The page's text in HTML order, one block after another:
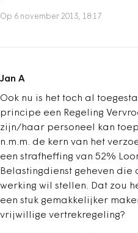
Op 6 november 2013, 18:17
Jan A
Ook nu is het toch al
principe een Regeling
zijn/haar personeel kan
n.m.m. de kern van het
een strafheffing van 52%
Belastingdienst geheven
werking wil stellen. Dat zou
een stuk gemakkelijker
vrijwillige vertrekregeling?